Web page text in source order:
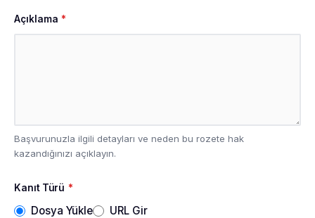
Açıklama *
Başvurunuzla ilgili detayları ve neden bu rozete hak
kazandığınızı açıklayın.
Kanıt Türü *
Dosya Yükle URL Gir